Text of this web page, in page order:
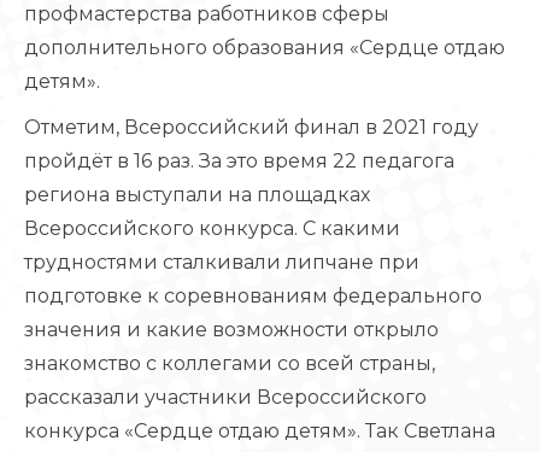
профмастерства работников сферы
дополнительного образования «Сердце отдаю
детям».
Отметим, Всероссийский финал в 2021 году
пройдёт в 16 раз. За это время 22 педагога
региона выступали на площадках
Всероссийского конкурса. С какими
трудностями сталкивали липчане при
подготовке к соревнованиям федерального
значения и какие возможности открыло
знакомство с коллегами со всей страны,
рассказали участники Всероссийского
конкурса «Сердце отдаю детям». Так Светлана